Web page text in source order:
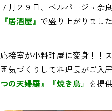
７月２９日、ベルパージュ奈
『居酒屋』 で盛り上がりまし
応接室が小料理屋に変身！！
囲気づくりして料理長がご入
つの天婦羅』『焼き鳥』 を提